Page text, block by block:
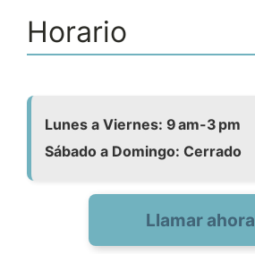
Horario
Lunes a Viernes: 9 am-3 pm
Sábado a Domingo: Cerrado
Llamar ahora